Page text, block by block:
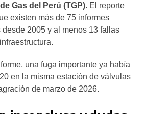
Gas del Perú (TGP). El reporte
existen más de 75 informes
2005 y al menos 13 fallas
una fuga importante ya había
en la misma estación de válvulas
de marzo de 2026.